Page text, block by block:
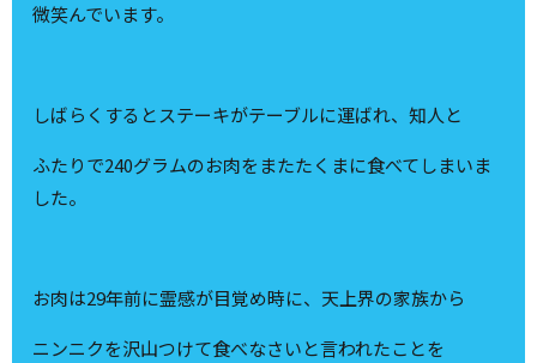
微笑んでいます。
しばらくするとステーキがテーブルに運ばれ、知人と
ふたりで240グラムのお肉をまたたくまに食べてしまいま
した。
お肉は29年前に霊感が目覚め時に、天上界の家族から
ニンニクを沢山つけて食べなさいと言われたことを